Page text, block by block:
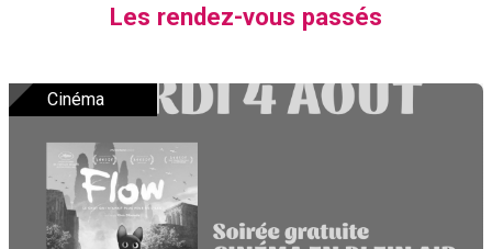
Les rendez-vous passés
Cinéma